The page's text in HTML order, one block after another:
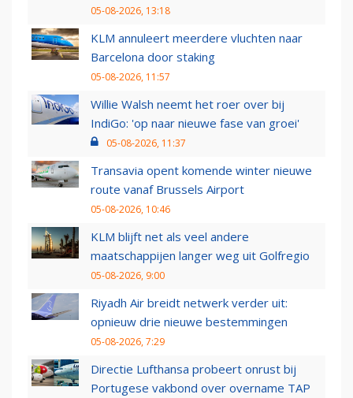
05-08-2026, 13:18
KLM annuleert meerdere vluchten naar
Barcelona door staking
05-08-2026, 11:57
Willie Walsh neemt het roer over bij
IndiGo: 'op naar nieuwe fase van groei'
05-08-2026, 11:37
Transavia opent komende winter nieuwe
route vanaf Brussels Airport
05-08-2026, 10:46
KLM blijft net als veel andere
maatschappijen langer weg uit Golfregio
05-08-2026, 9:00
Riyadh Air breidt netwerk verder uit:
opnieuw drie nieuwe bestemmingen
05-08-2026, 7:29
Directie Lufthansa probeert onrust bij
Portugese vakbond over overname TAP